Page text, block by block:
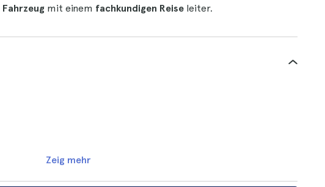
Fahrzeug mit einem fachkundigen Reise leiter.
Zeig mehr